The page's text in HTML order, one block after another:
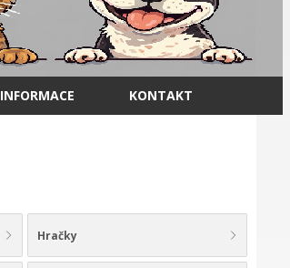
INFORMACE KONTAKT
Hračky